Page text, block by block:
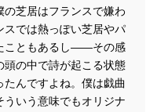
芝居はフランスで嫌わ
では熱っぽい芝居やパ
こともあるし――その感
の中で詩が起こる状態
んですよね。僕は戯曲
いう意味でもオリジナ